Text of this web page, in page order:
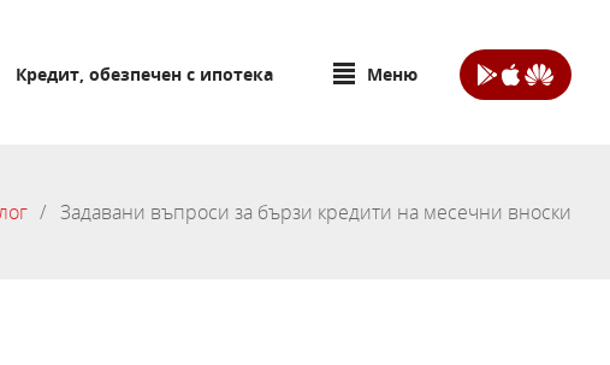
Меню
Кредит, обезпечен с ипотека
Задавани въпроси за бързи кредити на месечни вноски